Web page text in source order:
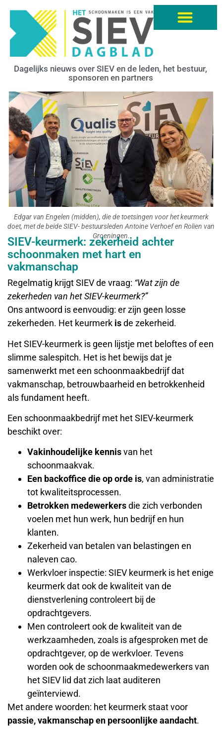
Dagelijks nieuws over SIEV en de leden, het bestuur,
sponsoren en partners
Edgar van Engelen (midden), die de toetsingen voor het keurmerk
doet, met de beide SIEV- bestuursleden Antoine Verhoef en Rolien van
Groeningen.
SIEV-keurmerk: zekerheid achter
schoonmaken met hart en
vakmanschap
Regelmatig krijgt SIEV de vraag: “Wat zijn de
zekerheden van het SIEV-keurmerk?”
Ons antwoord is eenvoudig: er zijn geen losse
zekerheden. Het keurmerk isde zekerheid.
Het SIEV-keurmerk is geen lijstje met beloftes of een
slimme salespitch. Het is het bewijs dat je
samenwerkt met een schoonmaakbedrijf dat
vakmanschap, betrouwbaarheid en betrokkenheid
als fundament heeft.
Een schoonmaakbedrijf met het SIEV-keurmerk
beschikt over:
Vakinhoudelijke kennisvan het
schoonmaakvak.
Een backoffice die op orde is, van administratie
tot kwaliteitsprocessen.
Betrokken medewerkersdie zich verbonden
voelen met hun werk, hun bedrijf en hun
klanten.
Zekerheid van betalen van belastingen en
naleven cao.
Werkvloer inspectie: SIEV keurmerk is het enige
keurmerk dat ook de kwaliteit van de
dienstverlening controleert bij de
opdrachtgevers.
Men controleert ook de kwaliteit van de
werkzaamheden, zoals is afgesproken met de
opdrachtgever, op de werkvloer. Tevens
worden ook de schoonmaakmedewerkers van
het SIEV lid dat zich laat auditeren
geïnterviewd.
Met andere woorden: het keurmerk staat voor
passie, vakmanschap en persoonlijke aandacht.